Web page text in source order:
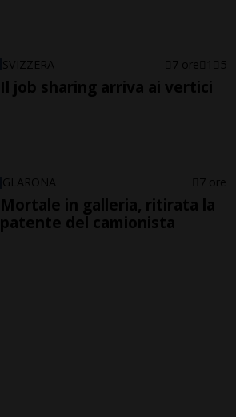
SVIZZERA 7 ore 1 5
Il job sharing arriva ai vertici
GLARONA 7 ore
Mortale in galleria, ritirata la
patente del camionista